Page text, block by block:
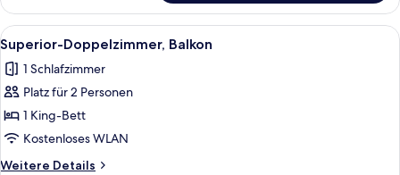
Zimmer,
Balkon
Alle
Fotos
für
Superior-
Doppelzimmer,
Balkon
anzeigen
Ein Hotelzimmer mit einem großen
6
Superior-Doppelzimmer, Balkon
1 Schlafzimmer
Platz für 2 Personen
1 King-Bett
Kostenloses WLAN
Weitere Details
Weitere